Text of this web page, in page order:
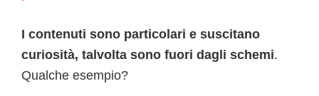
I contenuti sono particolari e suscitano
curiosità, talvolta sono fuori dagli schemi.
Qualche esempio?